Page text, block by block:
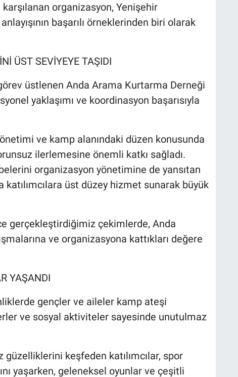
organizasyon, Yenişehir
başarılı örneklerinden biri olarak
ÜST SEVİYEYE TAŞIDI
üstlenen Anda Arama Kurtarma Derneği
yaklaşımı ve koordinasyon başarısıyla
ve kamp alanındaki düzen konusunda
ilerlemesine önemli katkı sağladı.
organizasyon yönetimine de yansıtan
üst düzey hizmet sunarak büyük
gerçekleştirdiğimiz çekimlerde, Anda
ve organizasyona kattıkları değere
YAŞANDI
gençler ve aileler kamp ateşi
ve sosyal aktiviteler sayesinde unutulmaz
keşfeden katılımcılar, spor
yaşarken, geleneksel oyunlar ve çeşitli